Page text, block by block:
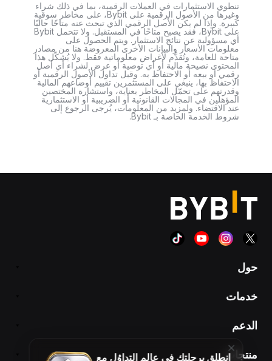
تنطوي الاستثمارات في العملات الرقمية، بما في ذلك شراء
وغيرها من الأصول الرقمية على Bybit، على مخاطر سوقية
كبيرة. وإذا لم يكن الأصل الرقمي الذي تبحث عنه متاحًا حاليًا
على Bybit، فقد يصبح متاحًا في المستقبل. ولا تتحمل Bybit
أي مسؤولية عن نتائج الاستثمار. ويتم الحصول على
معلومات الأسعار والبيانات الأخرى المعروضة هنا من مصادر
متاحة للعامة، وتُقدَّم لأغراض معلوماتية فقط. ولا يُشكّل هذا
المحتوى نصيحة مالية أو أي توصية أو عرض لشراء أي أصل
رقمي أو بيعه أو الاحتفاظ به. وقبل تداول الأصول الرقمية أو
الاحتفاظ بها، ينبغي على المستثمرين تقييم أوضاعهم المالية
وقدرتهم على تحمّل المخاطر بعناية، واستشارة المختصين
المؤهلين في المجالات القانونية أو الضريبية أو الاستثمارية
عند الاقتضاء. ولمزيد من المعلومات، يُرجى الرجوع إلى
شروط الخدمة الخاصة بـ Bybit.
حول
خدمات
الدعم
منتجاتانطلِق برحلتك في عالم التداوُل مع